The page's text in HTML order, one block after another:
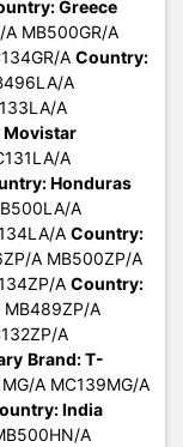
Greece
MB500GR/A
A Country:
A
A
Movistar
A
Honduras
A
A Country:
A MB500ZP/A
A Country:
MB489ZP/A
A
Brand: T-
A MC139MG/A
India
A